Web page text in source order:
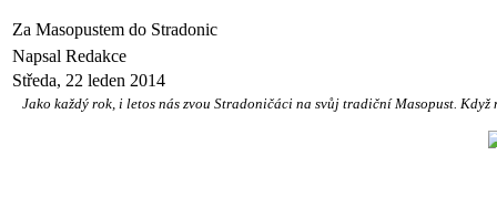
Za Masopustem do Stradonic
Napsal Redakce
Středa, 22 leden 2014
Jako každý rok, i letos nás zvou Stradoničáci na svůj tradiční Masopust.